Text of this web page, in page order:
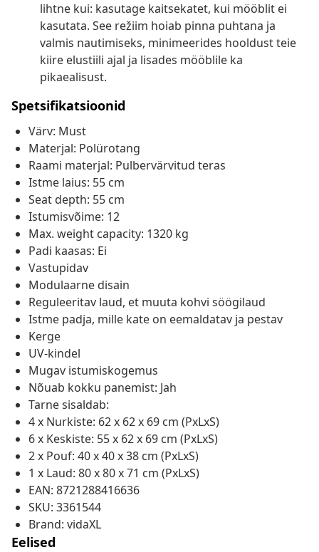
lihtne kui: kasutage kaitsekatet, kui mööblit ei
kasutata. See režiim hoiab pinna puhtana ja
valmis nautimiseks, minimeerides hooldust teie
kiire elustiili ajal ja lisades mööblile ka
pikaealisust.
Spetsifikatsioonid
Värv: Must
Materjal: Polürotang
Raami materjal: Pulbervärvitud teras
Istme laius: 55 cm
Seat depth: 55 cm
Istumisvõime: 12
Max. weight capacity: 1320 kg
Padi kaasas: Ei
Vastupidav
Modulaarne disain
Reguleeritav laud, et muuta kohvi söögilaud
Istme padja, mille kate on eemaldatav ja pestav
Kerge
UV-kindel
Mugav istumiskogemus
Nõuab kokku panemist: Jah
Tarne sisaldab:
4 x Nurkiste: 62 x 62 x 69 cm (PxLxS)
6 x Keskiste: 55 x 62 x 69 cm (PxLxS)
2 x Pouf: 40 x 40 x 38 cm (PxLxS)
1 x Laud: 80 x 80 x 71 cm (PxLxS)
EAN: 8721288416636
SKU: 3361544
Brand: vidaXL
Eelised